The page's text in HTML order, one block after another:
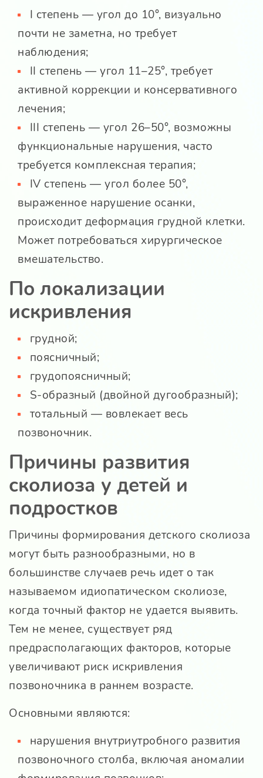
I степень — угол до 10°, визуально
почти не заметна, но требует
наблюдения;
II степень — угол 11–25°, требует
активной коррекции и консервативного
лечения;
III степень — угол 26–50°, возможны
функциональные нарушения, часто
требуется комплексная терапия;
IV степень — угол более 50°,
выраженное нарушение осанки,
происходит деформация грудной клетки.
Может потребоваться хирургическое
вмешательство.
По локализации
искривления
грудной;
поясничный;
грудопоясничный;
S-образный (двойной дугообразный);
тотальный — вовлекает весь
позвоночник.
Причины развития
сколиоза у детей и
подростков
Причины формирования детского сколиоза
могут быть разнообразными, но в
большинстве случаев речь идет о так
называемом идиопатическом сколиозе,
когда точный фактор не удается выявить.
Тем не менее, существует ряд
предрасполагающих факторов, которые
увеличивают риск искривления
позвоночника в раннем возрасте.
Основными являются:
нарушения внутриутробного развития
позвоночного столба, включая аномалии